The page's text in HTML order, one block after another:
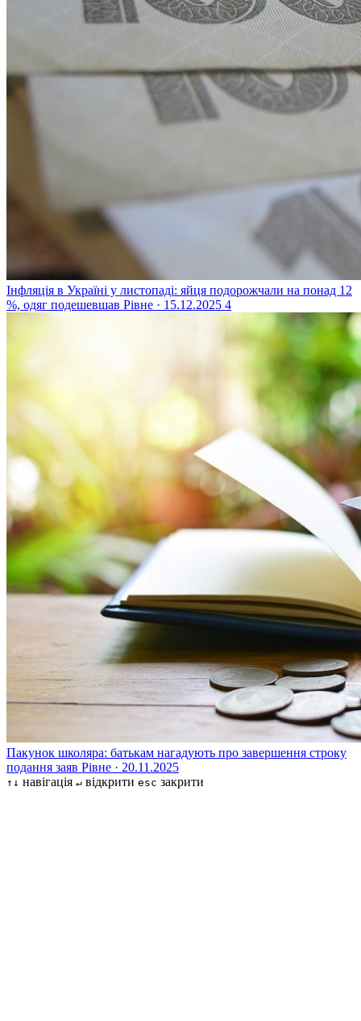
Інфляція в Україні у листопаді: яйця подорожчали на понад 12
%, одяг подешевшав Рівне · 15.12.2025 4
Пакунок школяра: батькам нагадують про завершення строку
подання заяв Рівне · 20.11.2025
↑↓ навігація ↵ відкрити esc закрити